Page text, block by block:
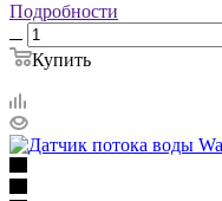
Подробности
Купить